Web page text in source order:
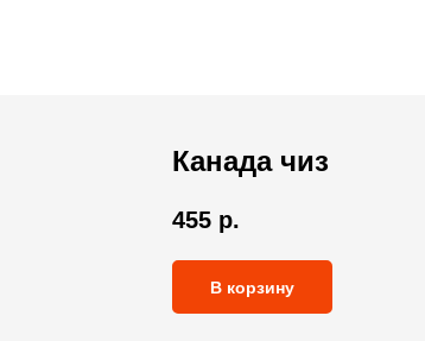
Канада чиз
455 р.
В корзину